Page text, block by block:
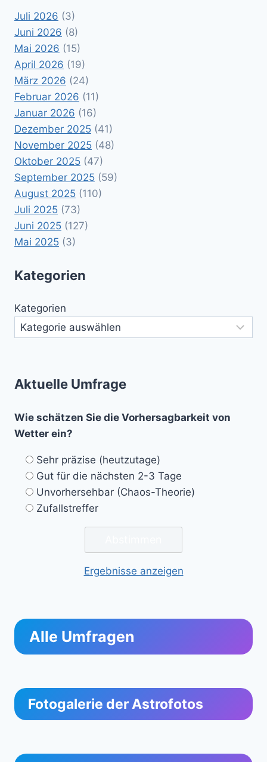
Juli 2026 (3)
Juni 2026 (8)
Mai 2026 (15)
April 2026 (19)
März 2026 (24)
Februar 2026 (11)
Januar 2026 (16)
Dezember 2025 (41)
November 2025 (48)
Oktober 2025 (47)
September 2025 (59)
August 2025 (110)
Juli 2025 (73)
Juni 2025 (127)
Mai 2025 (3)
Kategorien
Kategorien
Aktuelle Umfrage
Wie schätzen Sie die Vorhersagbarkeit von
Wetter ein?
Sehr präzise (heutzutage)
Gut für die nächsten 2-3 Tage
Unvorhersehbar (Chaos-Theorie)
Zufallstreffer
Ergebnisse anzeigen
Alle Umfragen
Fotogalerie der Astrofotos